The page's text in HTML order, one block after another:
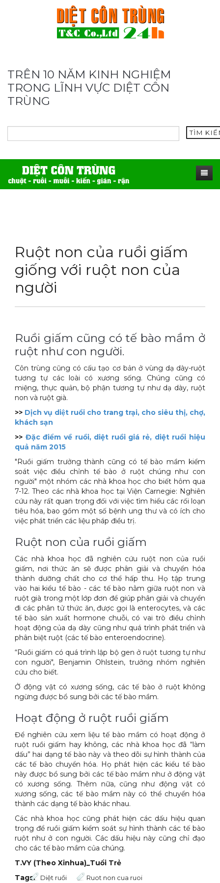
TRÊN 10 NĂM KINH NGHIỆM
TRONG LĨNH VỰC DIỆT CÔN
TRÙNG
TÌM
Thuốc diệt kiến Sài Gòn
Thuốc diệt gián Sài Gòn
Thuốc diệt muỗi Sài Gòn
Máy phun rửa cao cấp
Thiết bị vệ sinh sản phẩm
Thiết bị lau kính toà nhà
Máy chà rửa đánh bóng sàn
Máy diệt côn trùng
Máy hút bụi
Dịch vụ tiêu diệt mối tận gốc
Dịch vụ phun thuốc phòng trừ muỗi
Dịch vụ kiểm soát chuột gây hại
Dịch vụ kiểm soát gián
Dịch vụ phun diệt ruồi gây hại
Dịch vụ tiêu diệt gián gây hại sức khỏe
Dịch vụ xử lý tiêu diệt kiến tận gốc
THỦ THUẬT
Tin tức động vật
Tin tức tổng hợp
Sitemap
Video
Tài liệu xử lý côn trùng
LIÊN HỆ
Hotline 0986 018 930 (Anh Sơn)
Ruột non của ruồi giấm
giống với ruột non của
người
Ruồi giấm cũng có tế bào mầm ở
ruột như con người.
Côn trùng cũng có cấu tạo cơ bản ở vùng dạ dày-ruột
tương tự các loài có xương sống. Chúng cũng có
miệng, thực quản, bộ phận tương tự như dạ dày, ruột
non và ruột già.
>> Dịch vụ diệt ruồi cho trang trại, cho siêu thị, chợ,
khách sạn
>> Đặc điểm về ruồi, diệt ruồi giá rẻ, diệt ruồi hiệu
quả năm 2015
"Ruồi giấm trưởng thành cũng có tế bào mầm kiểm
soát việc điều chỉnh tế bào ở ruột chúng như con
người" một nhóm các nhà khoa học cho biết hôm qua
7-12. Theo các nhà khoa học tại Viện Carnegie: Nghiên
cứu này rất quan trọng đối với việc tìm hiểu các rối loạn
tiêu hóa, bao gồm một số bệnh ung thư và có ích cho
việc phát triển các liệu pháp điều trị.
Ruột non của ruồi giấm
Các nhà khoa học đã nghiên cứu ruột non của ruồi
giấm, nơi thức ăn sẽ được phân giải và chuyển hóa
thành dưỡng chất cho cơ thể hấp thu. Họ tập trung
vào hai kiểu tế bào - các tế bào nằm giữa ruột non và
ruột già trong một lớp đơn để giúp phân giải và chuyển
đi các phân tử thức ăn, được gọi là enterocytes, và các
tế bào sản xuất hormone chuỗi, có vai trò điều chỉnh
hoạt động của dạ dày cũng như quá trình phát triển và
phân biệt ruột (các tế bào enteroendocrine).
“Ruồi giấm có quá trình lập bộ gen ở ruột tương tự như
con người", Benjamin Ohlstein, trưởng nhóm nghiên
cứu cho biết.
Ở động vật có xương sống, các tế bào ở ruột không
ngừng được bổ sung bởi các tế bào mầm.
Hoạt động ở ruột ruồi giấm
Để nghiên cứu xem liệu tế bào mầm có hoạt động ở
ruột ruồi giấm hay không, các nhà khoa học đã “làm
dấu” hai dạng tế bào này và theo dõi sự hình thành của
các tế bào chuyển hóa. Họ phát hiện các kiểu tế bào
này được bổ sung bởi các tế bào mầm như ở động vật
có xương sống. Thêm nữa, cũng như động vật có
xương sống, các tế bào mầm này có thể chuyển hóa
thành các dạng tế bào khác nhau.
Các nhà khoa học cũng phát hiện các dấu hiệu quan
trọng để ruồi giấm kiểm soát sự hình thành các tế bào
ruột như ở con người. Các dấu hiệu này cũng chỉ đạo
cho các tế bào mầm của chúng.
T.VY (Theo Xinhua)_Tuổi Trẻ
Tags: Diệt ruồi Ruot non cua ruoi